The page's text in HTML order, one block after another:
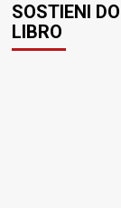
SOSTIENI
LIBRO